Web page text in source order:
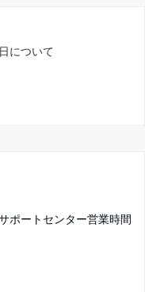
について
ポートセンター営業時間